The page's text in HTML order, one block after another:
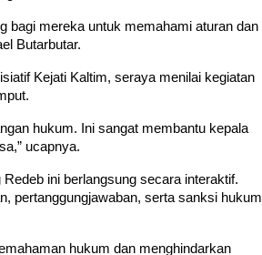
bagi mereka untuk memahami aturan dan
Butarbutar.
Kejati Kaltim, seraya menilai kegiatan
hukum. Ini sangat membantu kepala
ucapnya.
ini berlangsung secara interaktif.
pertanggungjawaban, serta sanksi hukum
hukum dan menghindarkan